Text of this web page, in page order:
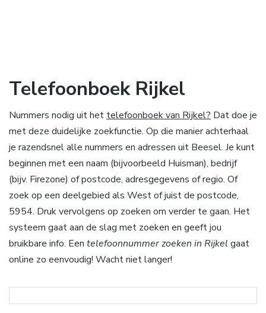
Telefoonboek Rijkel
Nummers nodig uit het telefoonboek van Rijkel? Dat doe je
met deze duidelijke zoekfunctie. Op die manier achterhaal
je razendsnel alle nummers en adressen uit Beesel. Je kunt
beginnen met een naam (bijvoorbeeld Huisman), bedrijf
(bijv. Firezone) of postcode, adresgegevens of regio. Of
zoek op een deelgebied als West of juist de postcode,
5954. Druk vervolgens op zoeken om verder te gaan. Het
systeem gaat aan de slag met zoeken en geeft jou
bruikbare info. Een telefoonnummer zoeken in Rijkel gaat
online zo eenvoudig! Wacht niet langer!